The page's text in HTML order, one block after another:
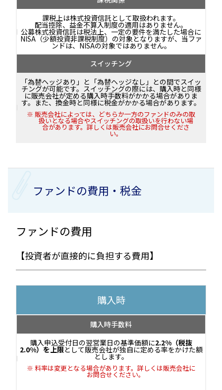
課税上は株式投資信託として取扱われます。
配当控除、益金不算入制度の適用はありません。
公募株式投資信託は税法上、一定の要件を満たした場合に
NISA（少額投資非課税制度）の対象となりますが、当ファ
ンドは、NISAの対象ではありません。
スイッチング
「為替ヘッジあり」と「為替ヘッジなし」との間でスイッ
チングが可能です。スイッチングの際には、購入時と同様
に販売会社が定める購入時手数料がかかる場合がありま
す。また、換金時と同様に税金がかかる場合があります。
販売会社によっては、どちらか一方のファンドのみの取
扱いとなる場合やスイッチングの取扱いを行わない場
合があります。詳しくは販売会社にお問合せくださ
い。
ファンドの費用・税金
ファンドの費用
【投資者が直接的に負担する費用】
購入時
購入時手数料
購入申込受付日の翌営業日の基準価額に2.2%（税抜
2.0%）を上限として販売会社が独自に定める率をかけた額
とします。
料率は変更となる場合があります。詳しくは販売会社に
お問合せください。